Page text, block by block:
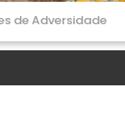
de Adversidade